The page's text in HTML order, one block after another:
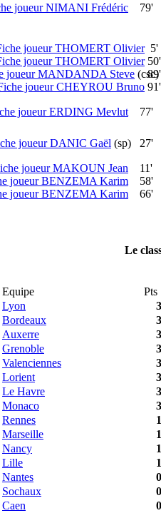
NIMANI Frédéric 79'
THOMERT Olivier 5'
THOMERT Olivier 50'
MANDANDA Steve (csc)
89'
CHEYROU Bruno 91'
ERDING Mevlut 77'
DANIC Gaël (sp) 27'
MAKOUN Jean
11'
BENZEMA Karim
58'
BENZEMA Karim
66'
Le
Equipe
Pts
Lyon
3
Bordeaux
3
Auxerre
3
Grenoble
3
Valenciennes
3
Lorient
3
Le Havre
3
Monaco
3
Rennes
1
Marseille
1
Nancy
1
Lille
1
Nantes
0
Sochaux
0
Caen
0